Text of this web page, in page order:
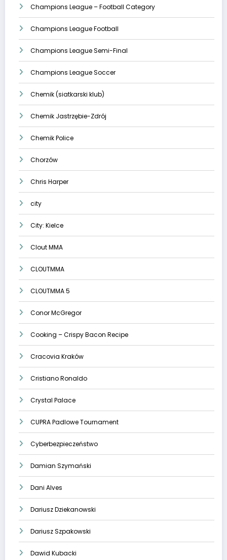
Champions League – Football Category
Champions League Football
Champions League Semi-Final
Champions League Soccer
Chemik (siatkarski klub)
Chemik Jastrzębie-Zdrój
Chemik Police
Chorzów
Chris Harper
city
City: Kielce
Clout MMA
CLOUTMMA
CLOUTMMA 5
Conor McGregor
Cooking – Crispy Bacon Recipe
Cracovia Kraków
Cristiano Ronaldo
Crystal Palace
CUPRA Padlowe Tournament
Cyberbezpieczeństwo
Damian Szymański
Dani Alves
Dariusz Dziekanowski
Dariusz Szpakowski
Dawid Kubacki